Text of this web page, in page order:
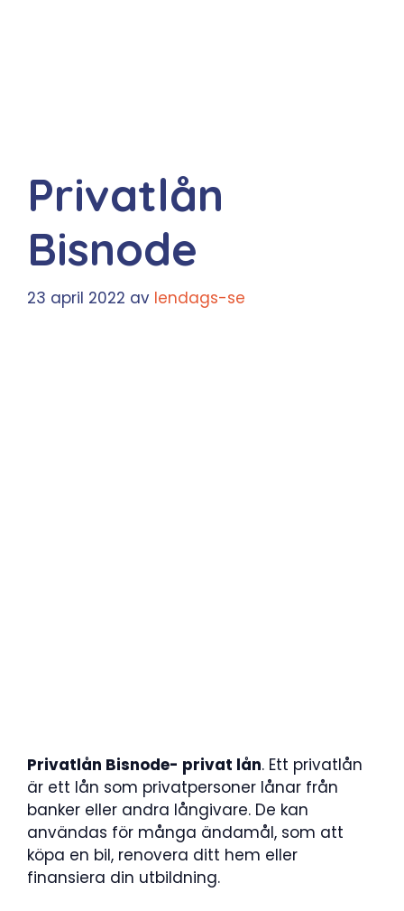
Privatlån
Bisnode
23 april 2022 av lendags-se
Privatlån Bisnode- privat lån. Ett privatlån
är ett lån som privatpersoner lånar från
banker eller andra långivare. De kan
användas för många ändamål, som att
köpa en bil, renovera ditt hem eller
finansiera din utbildning.